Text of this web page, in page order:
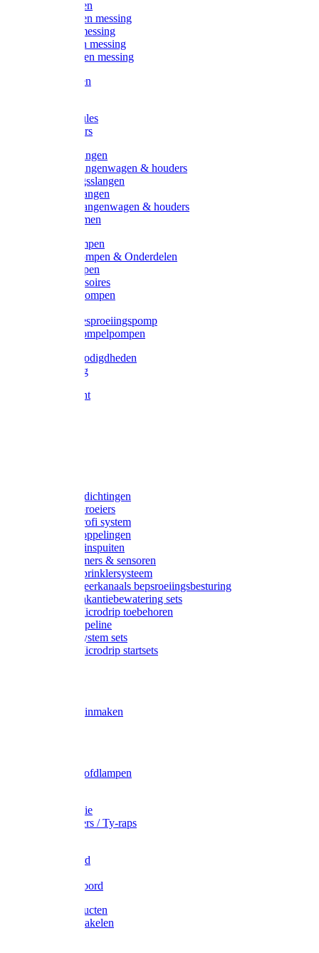
Kogelkranen
Koppelingen messing
Sproeiers messing
Tuinspuiten messing
Slangstukken messing
Handspuiten
Kunststoftules
Regenmeters
Overige slangen
Overige slangenwagen & houders
Beregeningsslangen
Gardena slangen
Gardena slangenwagen & houders
Slangklemmen
Leader pompen
Zwengelpompen & Onderdelen
Ebara pompen
Pompaccessoires
Excellent pompen
Gardena besproeiingspomp
Gardena dompelpompen
Tyleen benodigdheden
Tyleenslang
Lange bocht
Gardena afdichtingen
Gardena sproeiers
Gardena Profi system
Gardena koppelingen
Gardena tuinspuiten
Gardena timers & sensoren
Gardena Sprinklersysteem
Gardena meerkanaals bepsroeiingsbesturing
Gardena vakantiebewatering sets
Gardena Microdrip toebehoren
Gardena Pipeline
Gardena System sets
Gardena Microdrip startsets
Wecken & inmaken
Zak- & Hoofdlampen
Tape en folie
Kabelbinders / Ty-raps
Metselkoord
Elastisch koord
Afdekproducten
Heffen en takelen